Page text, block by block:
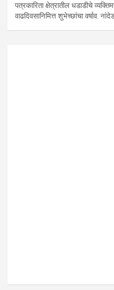
पत्रकारिता क्षेत्रातील धडाडीचे
वाढदिवसानिमित्त शुभेच्छांचा वर्षाव.